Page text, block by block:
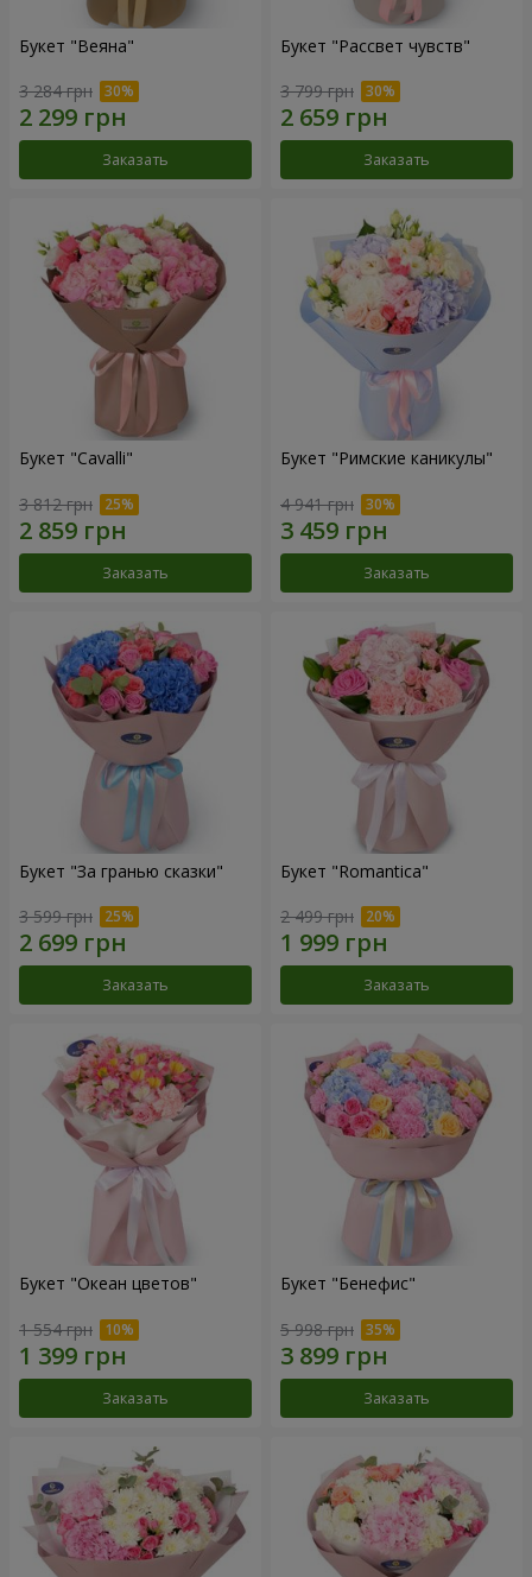
Букет "Веяна"
3 284 грн
Заказать
Букет "Рассвет чувств"
3 799 грн
Заказать
Букет "Cаvalli"
3 812 грн
Заказать
Букет "Римские каникулы"
4 941 грн
Заказать
Букет "За гранью сказки"
3 599 грн
Заказать
Букет "Romantica"
2 499 грн
Заказать
Букет "Океан цветов"
1 554 грн
Заказать
Букет "Бенефис"
5 998 грн
Заказать